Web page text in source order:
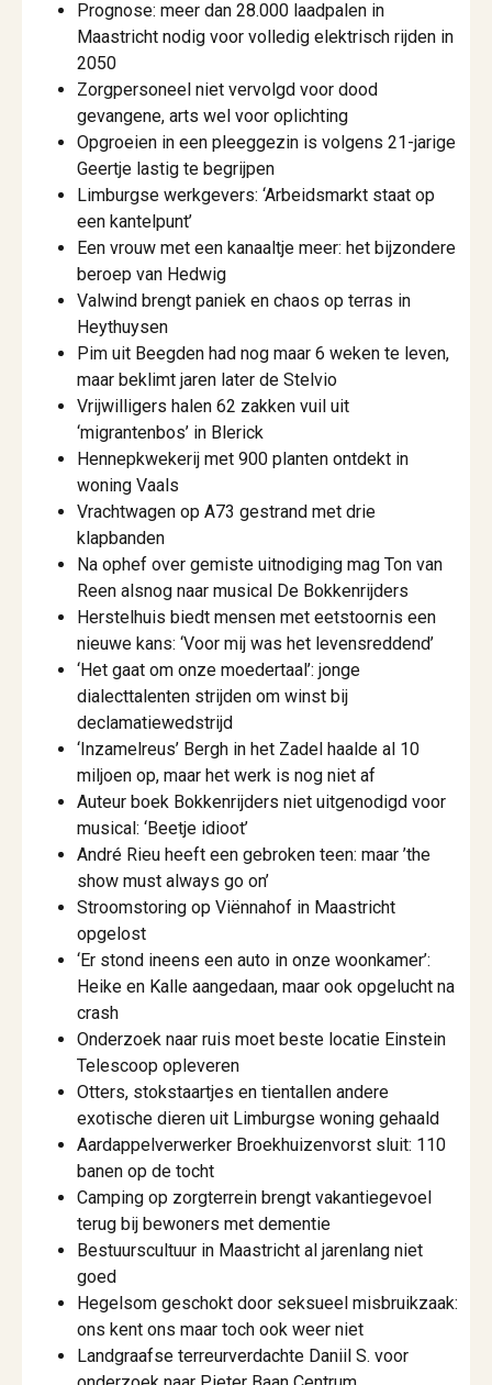
Prognose: meer dan 28.000 laadpalen in
Maastricht nodig voor volledig elektrisch rijden in
2050
Zorgpersoneel niet vervolgd voor dood
gevangene, arts wel voor oplichting
Opgroeien in een pleeggezin is volgens 21-jarige
Geertje lastig te begrijpen
Limburgse werkgevers: ‘Arbeidsmarkt staat op
een kantelpunt’
Een vrouw met een kanaaltje meer: het bijzondere
beroep van Hedwig
Valwind brengt paniek en chaos op terras in
Heythuysen
Pim uit Beegden had nog maar 6 weken te leven,
maar beklimt jaren later de Stelvio
Vrijwilligers halen 62 zakken vuil uit
‘migrantenbos’ in Blerick
Hennepkwekerij met 900 planten ontdekt in
woning Vaals
Vrachtwagen op A73 gestrand met drie
klapbanden
Na ophef over gemiste uitnodiging mag Ton van
Reen alsnog naar musical De Bokkenrijders
Herstelhuis biedt mensen met eetstoornis een
nieuwe kans: ‘Voor mij was het levensreddend’
‘Het gaat om onze moedertaal’: jonge
dialecttalenten strijden om winst bij
declamatiewedstrijd
‘Inzamelreus’ Bergh in het Zadel haalde al 10
miljoen op, maar het werk is nog niet af
Auteur boek Bokkenrijders niet uitgenodigd voor
musical: ‘Beetje idioot’
André Rieu heeft een gebroken teen: maar ’the
show must always go on’
Stroomstoring op Viënnahof in Maastricht
opgelost
‘Er stond ineens een auto in onze woonkamer’:
Heike en Kalle aangedaan, maar ook opgelucht na
crash
Onderzoek naar ruis moet beste locatie Einstein
Telescoop opleveren
Otters, stokstaartjes en tientallen andere
exotische dieren uit Limburgse woning gehaald
Aardappelverwerker Broekhuizenvorst sluit: 110
banen op de tocht
Camping op zorgterrein brengt vakantiegevoel
terug bij bewoners met dementie
Bestuurscultuur in Maastricht al jarenlang niet
goed
Hegelsom geschokt door seksueel misbruikzaak:
ons kent ons maar toch ook weer niet
Landgraafse terreurverdachte Daniil S. voor